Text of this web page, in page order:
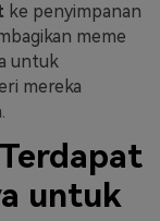
ke penyimpanan
meme
untuk
mereka
untuk